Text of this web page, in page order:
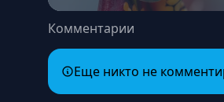
Комментарии
Еще никто не